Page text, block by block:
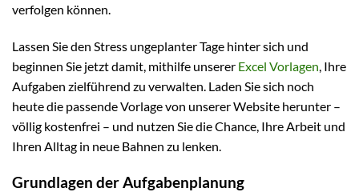
verfolgen können.
Lassen Sie den Stress ungeplanter Tage hinter sich und
beginnen Sie jetzt damit, mithilfe unserer Excel Vorlagen , Ihre
Aufgaben zielführend zu verwalten. Laden Sie sich noch
heute die passende Vorlage von unserer Website herunter –
völlig kostenfrei – und nutzen Sie die Chance, Ihre Arbeit und
Ihren Alltag in neue Bahnen zu lenken.
Grundlagen der Aufgabenplanung